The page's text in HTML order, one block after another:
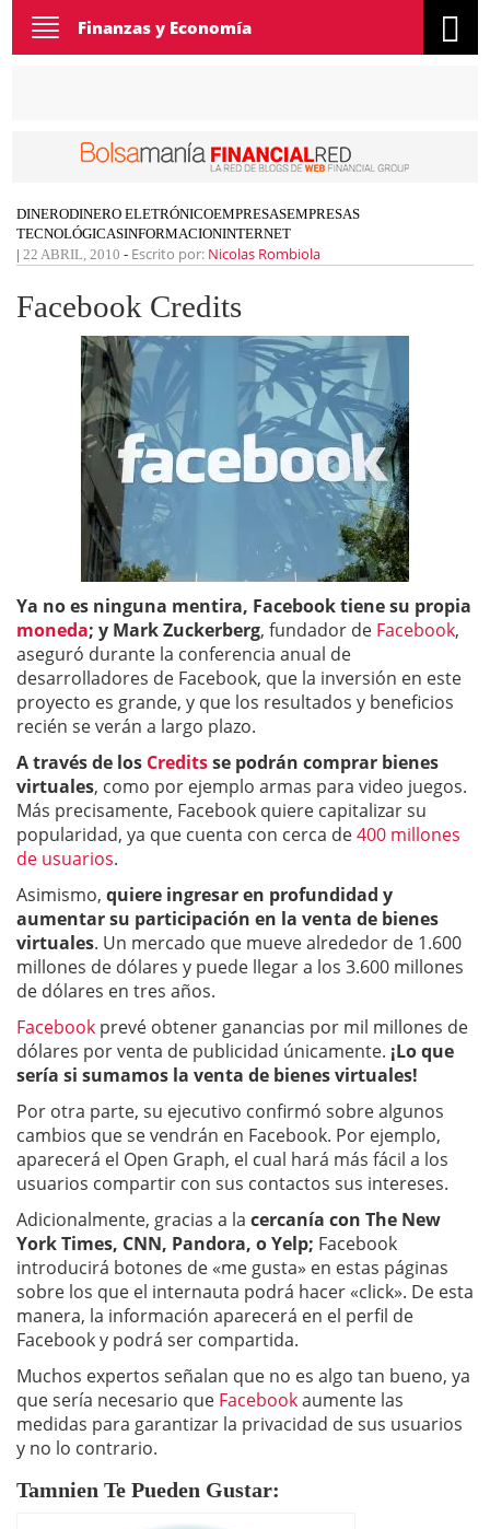
Toggle
navigation
Finanzas y Economía
DINERODINERO ELETRÓNICOEMPRESASEMPRESAS
TECNOLÓGICASINFORMACIONINTERNET
| 22 ABRIL, 2010 - Escrito por: Nicolas Rombiola
Facebook Credits
Ya no es ninguna mentira, Facebook tiene su propia
moneda; y Mark Zuckerberg, fundador de Facebook,
aseguró durante la conferencia anual de
desarrolladores de Facebook, que la inversión en este
proyecto es grande, y que los resultados y beneficios
recién se verán a largo plazo.
A través de los Creditsse podrán comprar bienes
virtuales, como por ejemplo armas para video juegos.
Más precisamente, Facebook quiere capitalizar su
popularidad, ya que cuenta con cerca de400 millones
de usuarios.
Asimismo, quiere ingresar en profundidad y
aumentar su participación en la venta de bienes
virtuales. Un mercado que mueve alrededor de 1.600
millones de dólares y puede llegar a los 3.600 millones
de dólares en tres años.
Facebook prevé obtener ganancias por mil millones de
dólares por venta de publicidad únicamente. ¡Lo que
sería si sumamos la venta de bienes virtuales!
Por otra parte, su ejecutivo confirmó sobre algunos
cambios que se vendrán en Facebook. Por ejemplo,
aparecerá el Open Graph, el cual hará más fácil a los
usuarios compartir con sus contactos sus intereses.
Adicionalmente, gracias a la cercanía con The New
York Times, CNN, Pandora, o Yelp; Facebook
introducirá botones de «me gusta» en estas páginas
sobre los que el internauta podrá hacer «click». De esta
manera, la información aparecerá en el perfil de
Facebook y podrá ser compartida.
Muchos expertos señalan que no es algo tan bueno, ya
que sería necesario que Facebookaumente las
medidas para garantizar la privacidad de sus usuarios
y no lo contrario.
Tamnien Te Pueden Gustar: